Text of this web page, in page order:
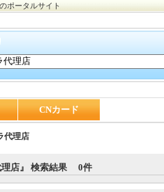
ポータルサイト
CNカード
代理店
理店』 検索結果 0件